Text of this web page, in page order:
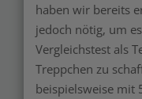
haben wir bereits
jedoch nötig, um
Vergleichstest als
Treppchen zu
beispielsweise mit